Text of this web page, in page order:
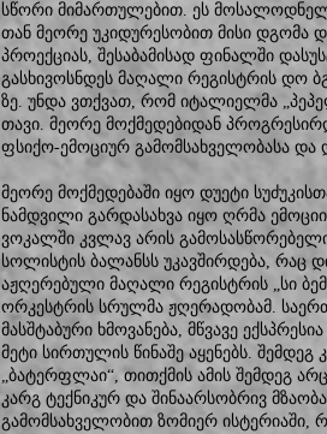
სწორი მიმართულებით. ეს
თან მეორე უკიდურესობით მისი დგომა
პროექციას, შესაბამისად ფინალში
გასხივოსნდეს მაღალი რეგისტრის დო
ზე. უნდა ვთქვათ, რომ იტალიელმა
თავი. მეორე მოქმედებიდან
ფსიქო-ემოციურ გამომსახველობასა და
მეორე მოქმედებაში იყო დუეტი
ნამდვილი გარდასახვა იყო ღრმა
ვოკალში კვლავ არის
სოლისტის ბალანსს უკავშირდება, რაც
აჟღერებული მაღალი რეგისტრის „სი
ორკესტრის სრულმა ჟღერადობამ.
მასშტაბური ხმოვანება, მწვავე
მეტი სირთულის წინაშე აყენებს.
„ბატერფლაი“, თითქმის ამის შემდეგ
კარგ ტექნიკურ და შინაარსობრივ
გამომსახველობით ზომიერ